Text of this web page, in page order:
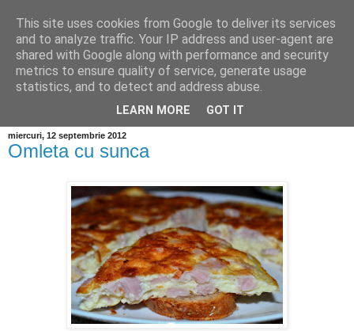
miercuri, 12 septembrie 2012
Omleta cu sunca
This site uses cookies from Google to deliver its services
and to analyze traffic. Your IP address and user-agent are
shared with Google along with performance and security
metrics to ensure quality of service, generate usage
statistics, and to detect and address abuse.
LEARN MORE GOT IT